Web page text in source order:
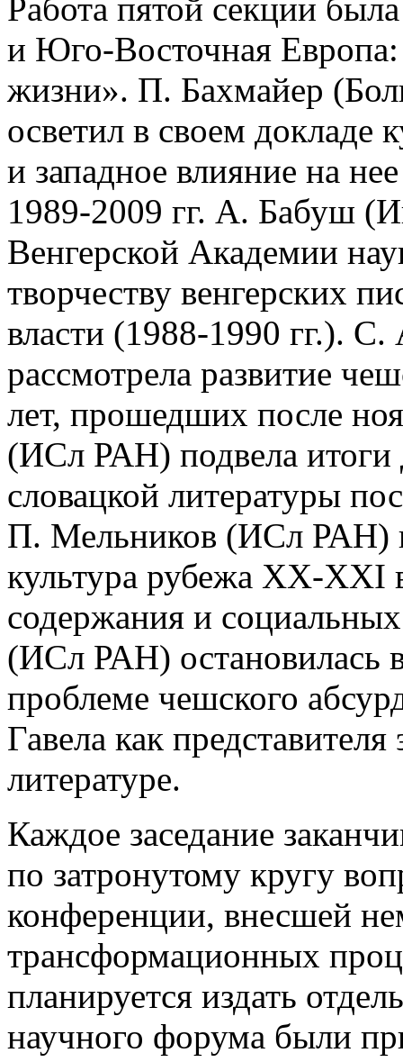
Работа пятой секции
и Юго-Восточная
жизни». П. Бахмайер
осветил в своем докладе
и западное влияние на
1989-2009 гг. А. Бабуш
Венгерской Академии
творчеству венгерских
власти (1988-1990 гг.).
рассмотрела развитие
лет, прошедших после
(ИСл РАН) подвела итоги
словацкой литературы
П. Мельников (ИСл РАН)
культура рубежа ХХ-XXI
содержания и
(ИСл РАН) остановилась
проблеме чешского
Гавела как
литературе.
Каждое заседание
по затронутому кругу
конференции, внесшей
трансформационных
планируется издать
научного форума были